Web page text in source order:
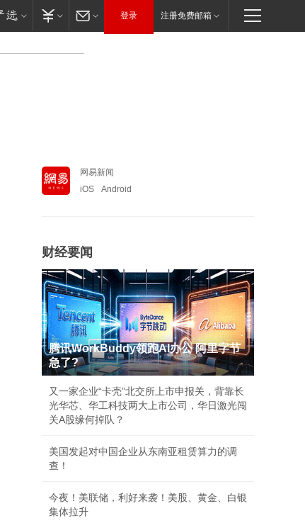
登录 注册免费邮箱
网易新闻
iOS
Android
财经要闻
腾讯WorkBuddy领跑AI办公 阿里字节
急了?
又一家企业“卡壳”北交所上市申报关，背靠长
光华芯、华工科技两大上市公司，华日激光闯
关A股缘何掉队？
美国发起对中国企业从东南亚租赁算力的调
查！
今夜！美联储，利好来袭！美股、黄金、白银
集体拉升